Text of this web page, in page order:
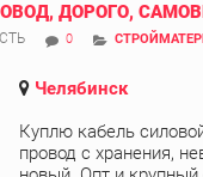
ДОРОГО,
0
Челябинск
Куплю кабель
провод с хранения,